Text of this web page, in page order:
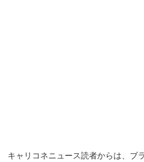
キャリコネニュース読者からは、ブ